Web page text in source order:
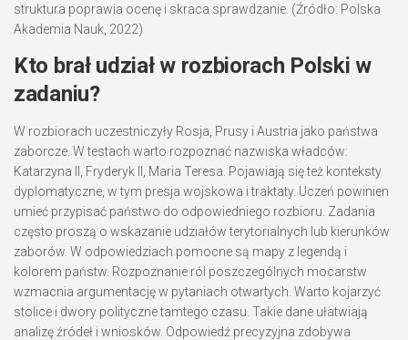
struktura poprawia ocenę i skraca sprawdzanie. (Źródło: Polska
Akademia Nauk, 2022)
Kto brał udział w rozbiorach Polski w
zadaniu?
W rozbiorach uczestniczyły Rosja, Prusy i Austria jako państwa
zaborcze. W testach warto rozpoznać nazwiska władców:
Katarzyna II, Fryderyk II, Maria Teresa. Pojawiają się też konteksty
dyplomatyczne, w tym presja wojskowa i traktaty. Uczeń powinien
umieć przypisać państwo do odpowiedniego rozbioru. Zadania
często proszą o wskazanie udziałów terytorialnych lub kierunków
zaborów. W odpowiedziach pomocne są mapy z legendą i
kolorem państw. Rozpoznanie ról poszczególnych mocarstw
wzmacnia argumentację w pytaniach otwartych. Warto kojarzyć
stolice i dwory polityczne tamtego czasu. Takie dane ułatwiają
analizę źródeł i wniosków. Odpowiedź precyzyjna zdobywa